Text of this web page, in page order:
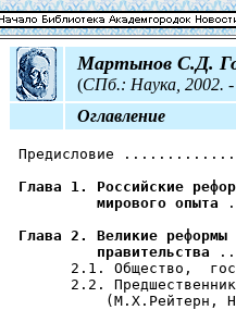
Мартынов С.Д.
(СПб.: Наука, 2002. -
Оглавление
Предисловие
Глава 1. Российские
           мирового опыта
Глава 2. Великие реформы
           правительства
2.1. Общество,
2.2.
(М.X.Рейтерн,